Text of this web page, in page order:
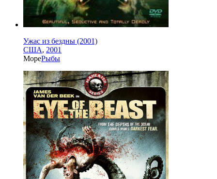
Ужас из бездны (2001)
США, 2001
МореРыбы